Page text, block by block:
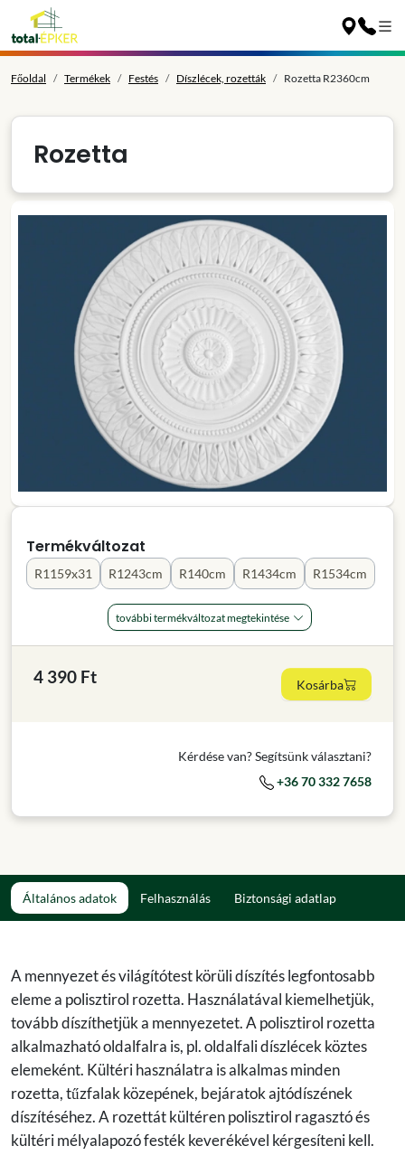
Főoldal Termékek Festés Díszlécek, rozetták Rozetta R2360cm
Rozetta
Termékváltozat
R1159x31 R1243cm R140cm R1434cm R1534cm
további termékváltozat megtekintése
4 390 Ft Kosárba
Kérdése van? Segítsünk választani?
+36 70 332 7658
Általános adatok Felhasználás Biztonsági adatlap
A mennyezet és világítótest körüli díszítés legfontosabb
eleme a polisztirol rozetta. Használatával kiemelhetjük,
tovább díszíthetjük a mennyezetet. A polisztirol rozetta
alkalmazható oldalfalra is, pl. oldalfali díszlécek köztes
elemeként. Kültéri használatra is alkalmas minden
rozetta, tűzfalak közepének, bejáratok ajtódíszének
díszítéséhez. A rozettát kültéren polisztirol ragasztó és
kültéri mélyalapozó festék keverékével kérgesíteni kell.